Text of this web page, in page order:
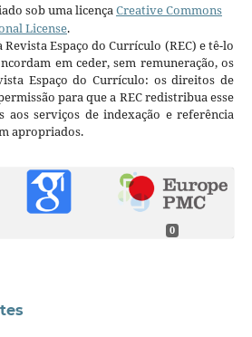
sob uma licença Creative Commons
License.
Espaço do Currículo (REC) e tê-lo
em ceder, sem remuneração, os
Espaço do Currículo: os direitos de
para que a REC redistribua esse
aos serviços de indexação e referência
apropriados.
0